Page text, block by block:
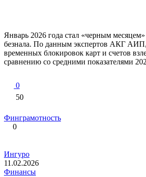
Январь 2026 года стал «черным месяцем»
безнала. По данным экспертов АКГ АИП,
временных блокировок карт и счетов
сравнению со средними показателями
0
50
Финграмотность
0
Ингуро
11.02.2026
Финансы